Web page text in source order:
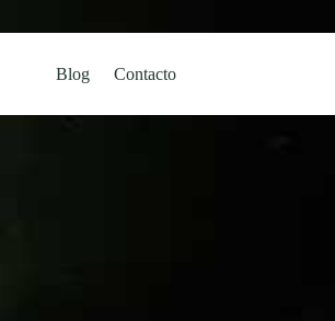
Blog Contacto